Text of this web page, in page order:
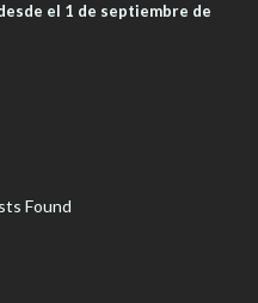
el 1 de septiembre de
Found